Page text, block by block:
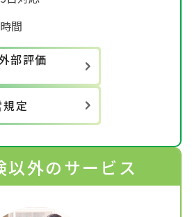
間
部評価
定
以外のサービス